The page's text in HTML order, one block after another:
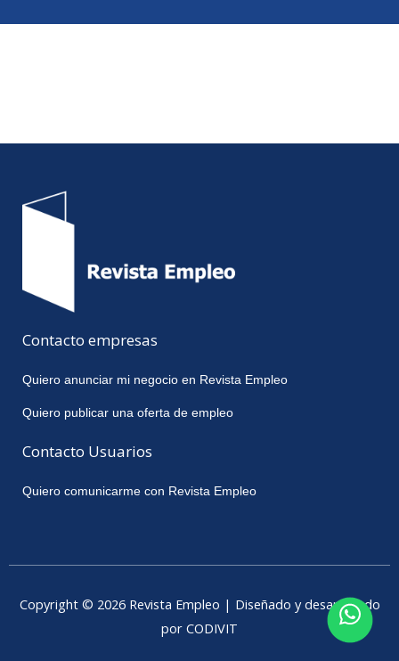
Contacto empresas
Quiero anunciar mi negocio en Revista Empleo
Quiero publicar una oferta de empleo
Contacto Usuarios
Quiero comunicarme con Revista Empleo
Copyright © 2026 Revista Empleo | Diseñado y desarrollado
por CODIVIT